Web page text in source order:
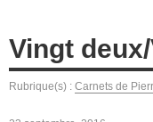
Vingt
Rubrique(s) : Carnets de